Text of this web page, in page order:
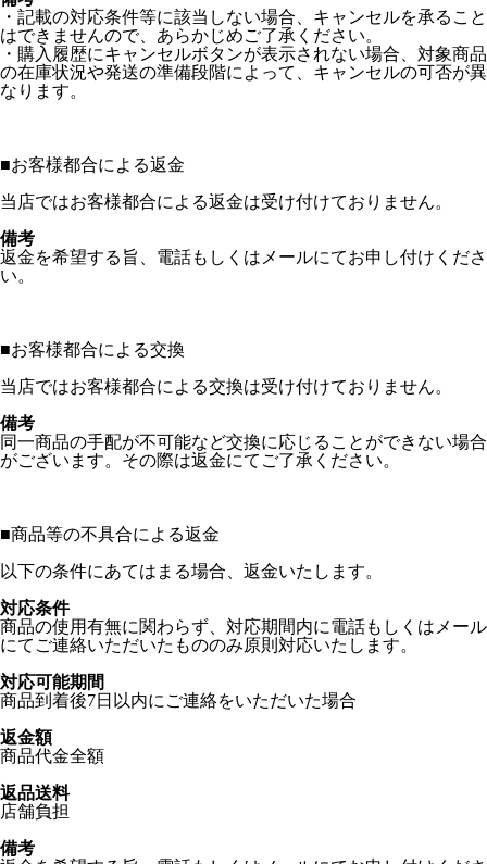
・記載の対応条件等に該当しない場合、キャンセルを承ること
はできませんので、あらかじめご了承ください。
・購入履歴にキャンセルボタンが表示されない場合、対象商品
の在庫状況や発送の準備段階によって、キャンセルの可否が異
なります。
■お客様都合による返金
当店ではお客様都合による返金は受け付けておりません。
備考
返金を希望する旨、電話もしくはメールにてお申し付けくださ
い。
■お客様都合による交換
当店ではお客様都合による交換は受け付けておりません。
備考
同一商品の手配が不可能など交換に応じることができない場合
がございます。その際は返金にてご了承ください。
■商品等の不具合による返金
以下の条件にあてはまる場合、返金いたします。
対応条件
商品の使用有無に関わらず、対応期間内に電話もしくはメール
にてご連絡いただいたもののみ原則対応いたします。
対応可能期間
商品到着後7日以内にご連絡をいただいた場合
返金額
商品代金全額
返品送料
店舗負担
備考